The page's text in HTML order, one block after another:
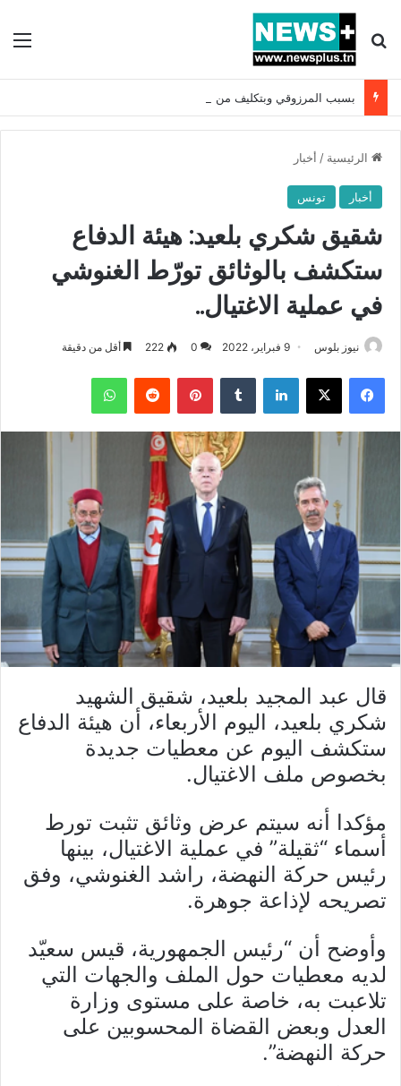
بحث عن
الرئيسية / أخبار
أخبار تونس
شقيق شكري بلعيد: هيئة الدفاع
ستكشف بالوثائق تورّط الغنوشي
في عملية الاغتيال..
نيوز بلوس 9 فبراير، 2022 0
222 أقل من دقيقة
فيسبوك X لينكدإن بينتيريست واتساب
قال عبد المجيد بلعيد، شقيق الشهيد
شكري بلعيد، اليوم الأربعاء، أن هيئة الدفاع
ستكشف اليوم عن معطيات جديدة
بخصوص ملف الاغتيال.
مؤكدا أنه سيتم عرض وثائق تثبت تورط
أسماء “ثقيلة” في عملية الاغتيال، بينها
رئيس حركة النهضة، راشد الغنوشي، وفق
تصريحه لإذاعة جوهرة.
وأوضح أن “رئيس الجمهورية، قيس سعيّد
لديه معطيات حول الملف والجهات التي
تلاعبت به، خاصة على مستوى وزارة
العدل وبعض القضاة المحسوبين على
حركة النهضة”.